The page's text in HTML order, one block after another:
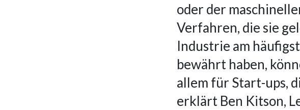
oder der
Verfahren, die sie
Industrie am
bewährt haben,
allem für Start-ups,
erklärt Ben Kitson,